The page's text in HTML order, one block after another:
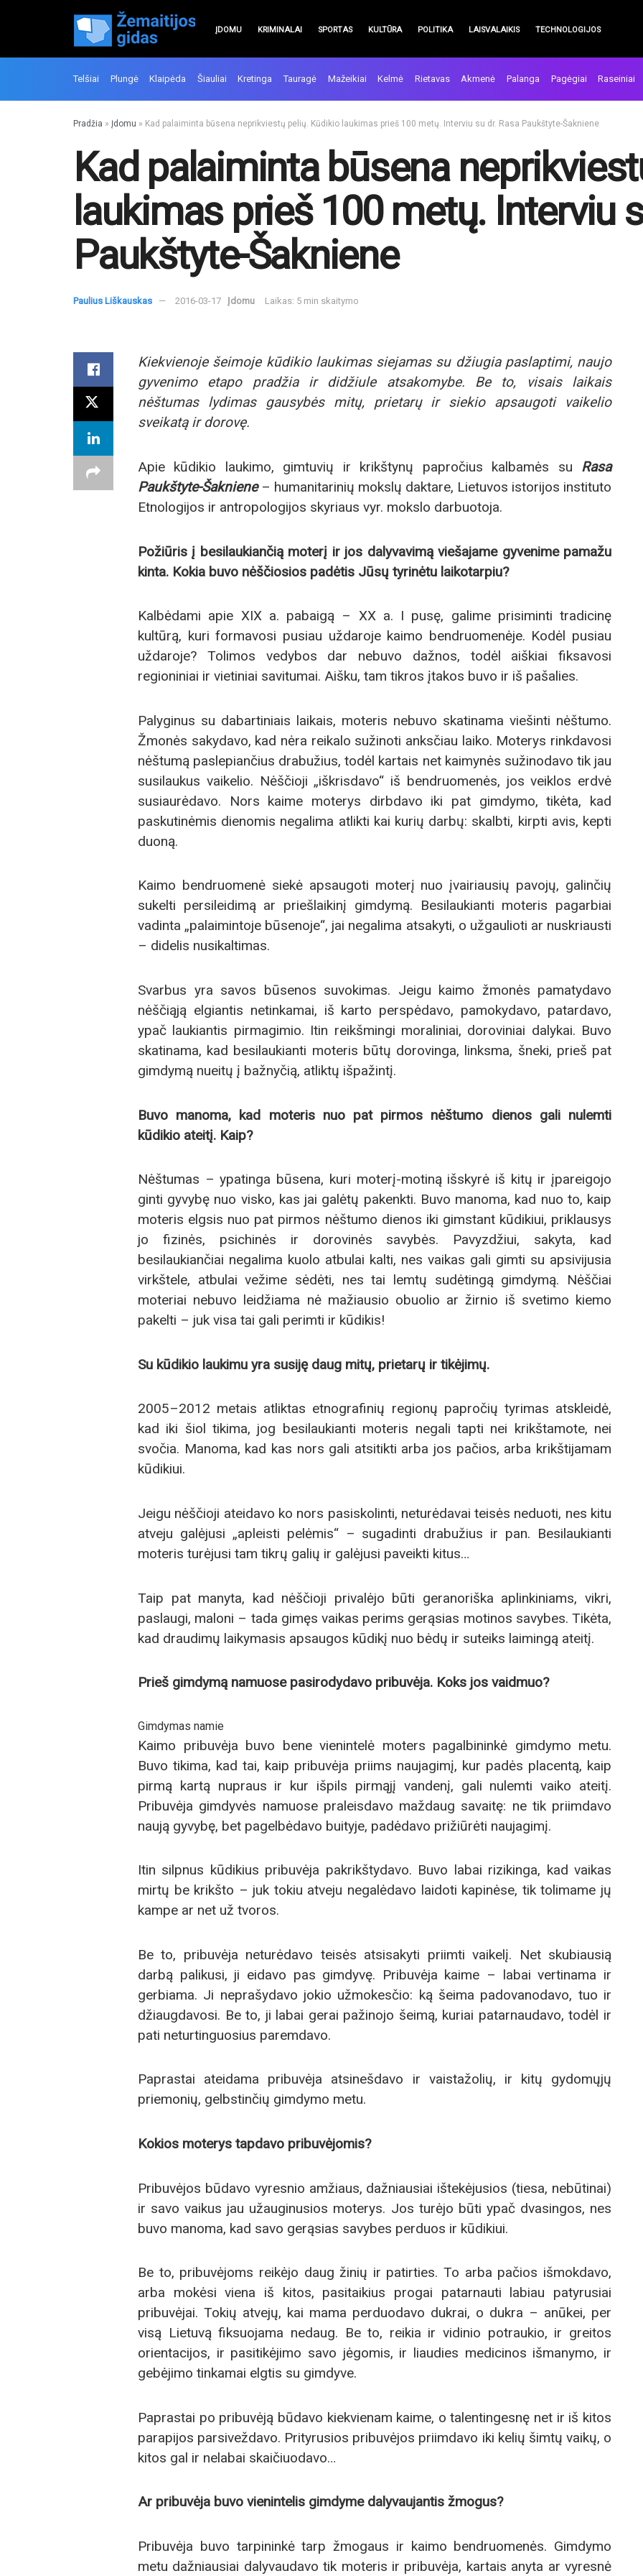
ĮDOMU KRIMINALAI SPORTAS KULTŪRA POLITIKA LAISVALAIKIS TECHNOLOGIJOS
Telšiai Plungė Klaipėda Šiauliai Kretinga Tauragė Mažeikiai Kelmė Rietavas Akmenė Palanga Pagėgiai Raseiniai
Pradžia » Įdomu » Kad palaiminta būsena neprikviestų pelių. Kūdikio laukimas prieš 100 metų. Interviu su dr. Rasa Paukštyte-Šakniene
Kad palaiminta būsena
laukimas prieš 100 metų. Interviu
Paukštyte-Šakniene
Paulius Liškauskas 2016-03-17 Įdomu Laikas: 5 min skaitymo
Kiekvienoje šeimoje kūdikio laukimas siejamas su džiugia paslaptimi, naujo
gyvenimo etapo pradžia ir didžiule atsakomybe. Be to, visais laikais
nėštumas lydimas gausybės mitų, prietarų ir siekio apsaugoti vaikelio
sveikatą ir dorovę.
Apie kūdikio laukimo, gimtuvių ir krikštynų papročius kalbamės su Rasa
Paukštyte-Šakniene– humanitarinių mokslų daktare, Lietuvos istorijos instituto
Etnologijos ir antropologijos skyriaus vyr. mokslo darbuotoja.
Požiūris į besilaukiančią moterį ir jos dalyvavimą viešajame gyvenime pamažu
kinta. Kokia buvo nėščiosios padėtis Jūsų tyrinėtu laikotarpiu?
Kalbėdami apie XIX a. pabaigą – XX a. I pusę, galime prisiminti tradicinę
kultūrą, kuri formavosi pusiau uždaroje kaimo bendruomenėje. Kodėl pusiau
uždaroje? Tolimos vedybos dar nebuvo dažnos, todėl aiškiai fiksavosi
regioniniai ir vietiniai savitumai. Aišku, tam tikros įtakos buvo ir iš pašalies.
Palyginus su dabartiniais laikais, moteris nebuvo skatinama viešinti nėštumo.
Žmonės sakydavo, kad nėra reikalo sužinoti anksčiau laiko. Moterys rinkdavosi
nėštumą paslepiančius drabužius, todėl kartais net kaimynės sužinodavo tik jau
susilaukus vaikelio. Nėščioji „iškrisdavo“ iš bendruomenės, jos veiklos erdvė
susiaurėdavo. Nors kaime moterys dirbdavo iki pat gimdymo, tikėta, kad
paskutinėmis dienomis negalima atlikti kai kurių darbų: skalbti, kirpti avis, kepti
duoną.
Kaimo bendruomenė siekė apsaugoti moterį nuo įvairiausių pavojų, galinčių
sukelti persileidimą ar priešlaikinį gimdymą. Besilaukianti moteris pagarbiai
vadinta „palaimintoje būsenoje“, jai negalima atsakyti, o užgaulioti ar nuskriausti
– didelis nusikaltimas.
Svarbus yra savos būsenos suvokimas. Jeigu kaimo žmonės pamatydavo
nėščiąją elgiantis netinkamai, iš karto perspėdavo, pamokydavo, patardavo,
ypač laukiantis pirmagimio. Itin reikšmingi moraliniai, doroviniai dalykai. Buvo
skatinama, kad besilaukianti moteris būtų dorovinga, linksma, šneki, prieš pat
gimdymą nueitų į bažnyčią, atliktų išpažintį.
Buvo manoma, kad moteris nuo pat pirmos nėštumo dienos gali nulemti
kūdikio ateitį. Kaip?
Nėštumas – ypatinga būsena, kuri moterį-motiną išskyrė iš kitų ir įpareigojo
ginti gyvybę nuo visko, kas jai galėtų pakenkti. Buvo manoma, kad nuo to, kaip
moteris elgsis nuo pat pirmos nėštumo dienos iki gimstant kūdikiui, priklausys
jo fizinės, psichinės ir dorovinės savybės. Pavyzdžiui, sakyta, kad
besilaukiančiai negalima kuolo atbulai kalti, nes vaikas gali gimti su apsivijusia
virkštele, atbulai vežime sėdėti, nes tai lemtų sudėtingą gimdymą. Nėščiai
moteriai nebuvo leidžiama nė mažiausio obuolio ar žirnio iš svetimo kiemo
pakelti – juk visa tai gali perimti ir kūdikis!
Su kūdikio laukimu yra susiję daug mitų, prietarų ir tikėjimų.
2005–2012 metais atliktas etnografinių regionų papročių tyrimas atskleidė,
kad iki šiol tikima, jog besilaukianti moteris negali tapti nei krikštamote, nei
svočia. Manoma, kad kas nors gali atsitikti arba jos pačios, arba krikštijamam
kūdikiui.
Jeigu nėščioji ateidavo ko nors pasiskolinti, neturėdavai teisės neduoti, nes kitu
atveju galėjusi „apleisti pelėmis“ – sugadinti drabužius ir pan. Besilaukianti
moteris turėjusi tam tikrų galių ir galėjusi paveikti kitus…
Taip pat manyta, kad nėščioji privalėjo būti geranoriška aplinkiniams, vikri,
paslaugi, maloni – tada gimęs vaikas perims gerąsias motinos savybes. Tikėta,
kad draudimų laikymasis apsaugos kūdikį nuo bėdų ir suteiks laimingą ateitį.
Prieš gimdymą namuose pasirodydavo pribuvėja. Koks jos vaidmuo?
Gimdymas namie
Kaimo pribuvėja buvo bene vienintelė moters pagalbininkė gimdymo metu.
Buvo tikima, kad tai, kaip pribuvėja priims naujagimį, kur padės placentą, kaip
pirmą kartą nupraus ir kur išpils pirmąjį vandenį, gali nulemti vaiko ateitį.
Pribuvėja gimdyvės namuose praleisdavo maždaug savaitę: ne tik priimdavo
naują gyvybę, bet pagelbėdavo buityje, padėdavo prižiūrėti naujagimį.
Itin silpnus kūdikius pribuvėja pakrikštydavo. Buvo labai rizikinga, kad vaikas
mirtų be krikšto – juk tokiu atveju negalėdavo laidoti kapinėse, tik tolimame jų
kampe ar net už tvoros.
Be to, pribuvėja neturėdavo teisės atsisakyti priimti vaikelį. Net skubiausią
darbą palikusi, ji eidavo pas gimdyvę. Pribuvėja kaime – labai vertinama ir
gerbiama. Ji neprašydavo jokio užmokesčio: ką šeima padovanodavo, tuo ir
džiaugdavosi. Be to, ji labai gerai pažinojo šeimą, kuriai patarnaudavo, todėl ir
pati neturtinguosius paremdavo.
Paprastai ateidama pribuvėja atsinešdavo ir vaistažolių, ir kitų gydomųjų
priemonių, gelbstinčių gimdymo metu.
Kokios moterys tapdavo pribuvėjomis?
Pribuvėjos būdavo vyresnio amžiaus, dažniausiai ištekėjusios (tiesa, nebūtinai)
ir savo vaikus jau užauginusios moterys. Jos turėjo būti ypač dvasingos, nes
buvo manoma, kad savo gerąsias savybes perduos ir kūdikiui.
Be to, pribuvėjoms reikėjo daug žinių ir patirties. To arba pačios išmokdavo,
arba mokėsi viena iš kitos, pasitaikius progai patarnauti labiau patyrusiai
pribuvėjai. Tokių atvejų, kai mama perduodavo dukrai, o dukra – anūkei, per
visą Lietuvą fiksuojama nedaug. Be to, reikia ir vidinio potraukio, ir greitos
orientacijos, ir pasitikėjimo savo jėgomis, ir liaudies medicinos išmanymo, ir
gebėjimo tinkamai elgtis su gimdyve.
Paprastai po pribuvėją būdavo kiekvienam kaime, o talentingesnę net ir iš kitos
parapijos parsiveždavo. Prityrusios pribuvėjos priimdavo iki kelių šimtų vaikų, o
kitos gal ir nelabai skaičiuodavo…
Ar pribuvėja buvo vienintelis gimdyme dalyvaujantis žmogus?
Pribuvėja buvo tarpininkė tarp žmogaus ir kaimo bendruomenės. Gimdymo
metu dažniausiai dalyvaudavo tik moteris ir pribuvėja, kartais anyta ar vyresnė